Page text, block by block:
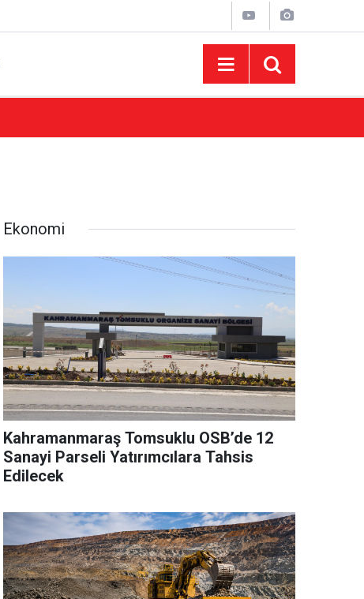
Ekonomi
Kahramanmaraş Tomsuklu OSB’de 12
Sanayi Parseli Yatırımcılara Tahsis
Edilecek